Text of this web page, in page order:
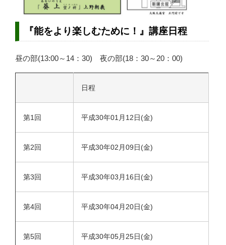
『能をより楽しむために！』講座日程
昼の部(13:00～14：30) 夜の部(18：30～20：00)
日程
第1回 平成30年01月12日(金)
第2回 平成30年02月09日(金)
第3回 平成30年03月16日(金)
第4回 平成30年04月20日(金)
第5回 平成30年05月25日(金)